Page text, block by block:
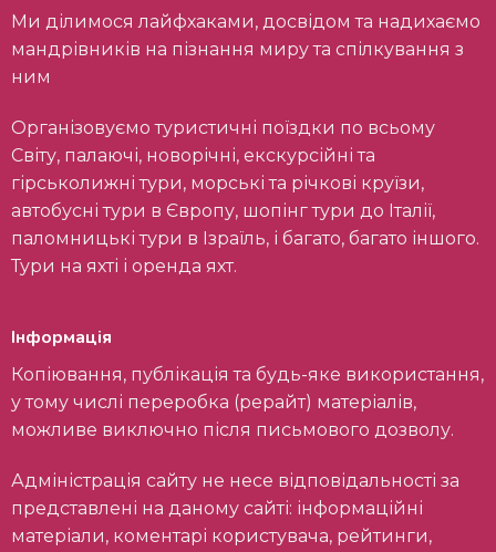
Ми ділимося лайфхаками, досвідом та надихаємо
мандрівників на пізнання миру та спілкування з
ним
Організовуємо туристичні поїздки по всьому
Світу, палаючі, новорічні, екскурсійні та
гірськолижні тури, морські та річкові круїзи,
автобусні тури в Європу, шопінг тури до Італії,
паломницькі тури в Ізраїль, і багато, багато іншого.
Тури на яхті і оренда яхт.
Інформація
Копіювання, публікація та будь-яке використання,
у тому числі переробка (рерайт) матеріалів,
можливе виключно після письмового дозволу.
Адміністрація сайту не несе відповідальності за
представлені на даному сайті: інформаційні
матеріали, коментарі користувача, рейтинги,